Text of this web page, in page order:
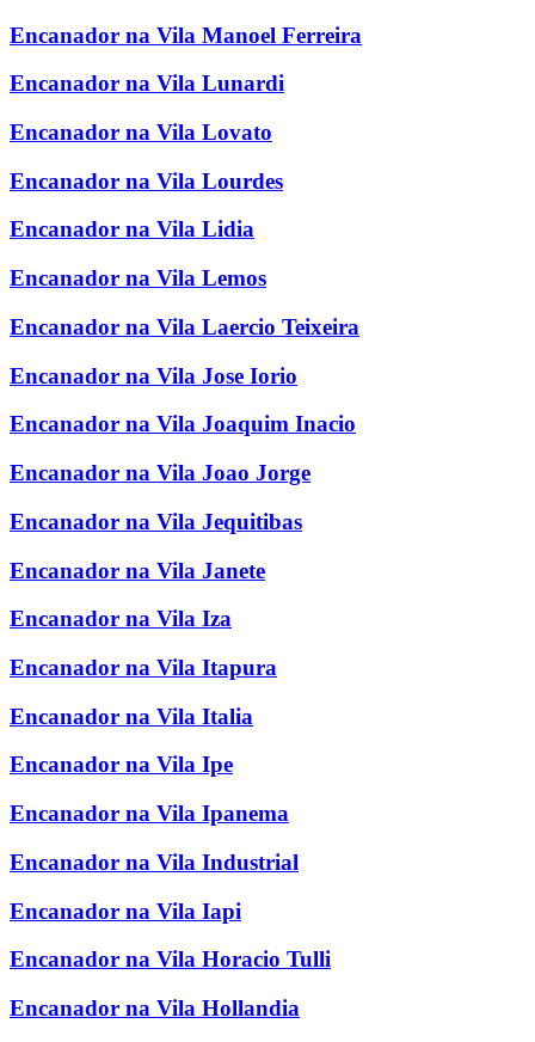
Encanador na Vila Manoel Ferreira
Encanador na Vila Lunardi
Encanador na Vila Lovato
Encanador na Vila Lourdes
Encanador na Vila Lidia
Encanador na Vila Lemos
Encanador na Vila Laercio Teixeira
Encanador na Vila Jose Iorio
Encanador na Vila Joaquim Inacio
Encanador na Vila Joao Jorge
Encanador na Vila Jequitibas
Encanador na Vila Janete
Encanador na Vila Iza
Encanador na Vila Itapura
Encanador na Vila Italia
Encanador na Vila Ipe
Encanador na Vila Ipanema
Encanador na Vila Industrial
Encanador na Vila Iapi
Encanador na Vila Horacio Tulli
Encanador na Vila Hollandia